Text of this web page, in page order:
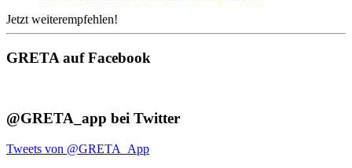
Jetzt weiterempfehlen!
GRETA auf Facebook
@GRETA_app bei Twitter
Tweets von @GRETA_App